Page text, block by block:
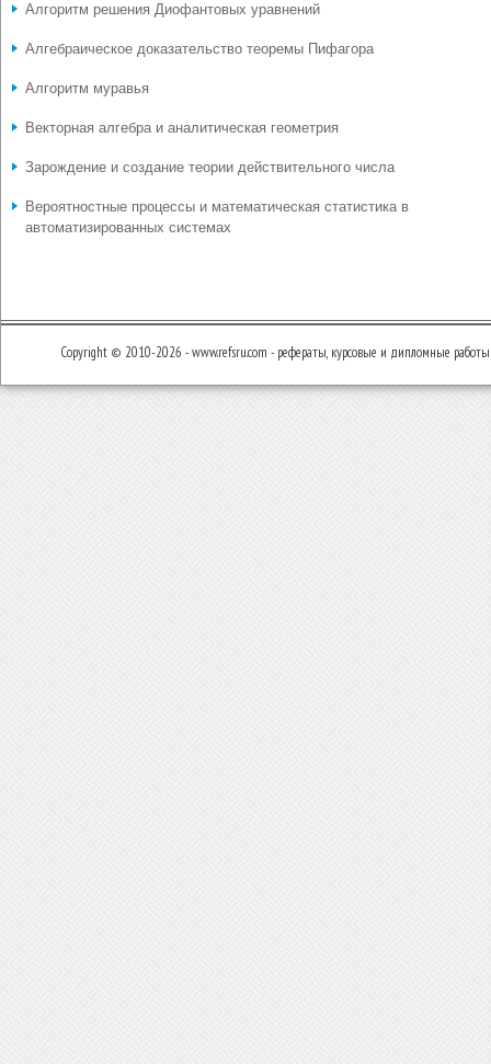
Алгоритм решения Диофантовых уравнений
Алгебраическое доказательство теоремы Пифагора
Алгоритм муравья
Векторная алгебра и аналитическая геометрия
Зарождение и создание теории действительного числа
Вероятностные процессы и математическая статистика в
автоматизированных системах
Copyright © 2010-2026 - www.refsru.com - рефераты, курсовые и дипломные работы